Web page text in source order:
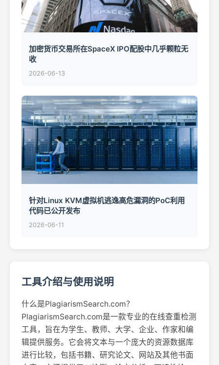
加密货币交易所在SpaceX IPO配股中几乎颗粒无
收
2026-06-13
针对Linux KVM虚拟机逃逸高危漏洞的PoC利用
代码已公开发布
2026-06-11
工具介绍与使用说明
什么是PlagiarismSearch.com？
PlagiarismSearch.com是一款专业的在线查重检测
工具，旨在为学生、教师、大学、企业、作家和编
辑提供服务。它会将文本与一个庞大的资源数据库
进行比较，包括书籍、研究论文、网站及其他书面